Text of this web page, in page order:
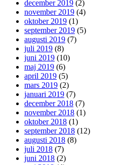
december 2019 (2)
november 2019 (4)
oktober 2019 (1)
september 2019 (5)
augusti 2019 (7)
juli 2019 (8)
juni 2019 (10)
maj 2019 (6)
april 2019 (5)
mars 2019 (2)
januari 2019 (7)
december 2018 (7)
november 2018 (1)
oktober 2018 (1)
september 2018 (12)
augusti 2018 (8)
juli 2018 (7)
juni 2018 (2)